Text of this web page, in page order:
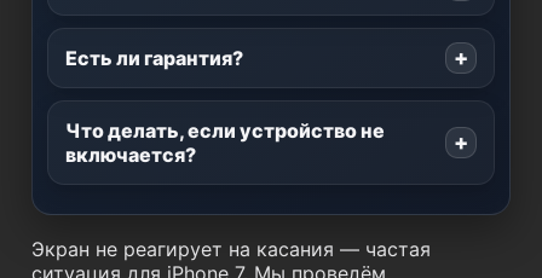
Есть ли гарантия?
Что делать, если устройство не
включается?
Экран не реагирует на касания — частая
ситуация для iPhone 7. Мы проведём